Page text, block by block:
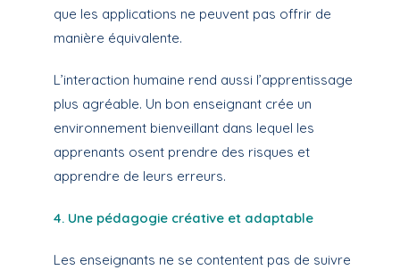
que les applications ne peuvent pas offrir de
manière équivalente.
L’interaction humaine rend aussi l’apprentissage
plus agréable. Un bon enseignant crée un
environnement bienveillant dans lequel les
apprenants osent prendre des risques et
apprendre de leurs erreurs.
4. Une pédagogie créative et adaptable
Les enseignants ne se contentent pas de suivre